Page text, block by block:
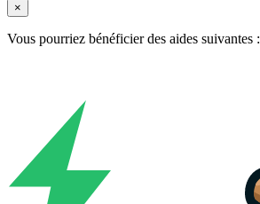
×
Vous pourriez bénéficier des aides suivantes :